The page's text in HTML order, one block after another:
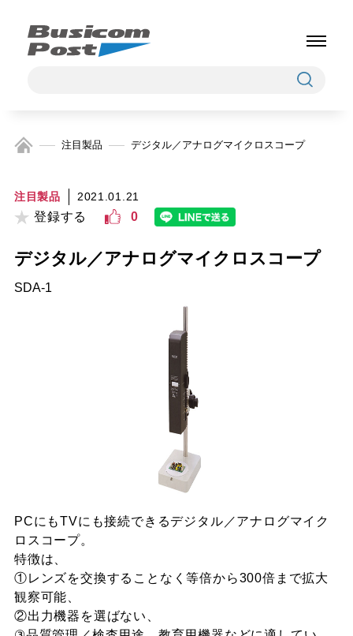
注目製品 デジタル／アナログマイクロスコープ
注目製品 2021.01.21
登録する 0
デジタル／アナログマイクロスコープ
SDA-1
PCにもTVにも接続できるデジタル／アナログマイク
ロスコープ。
特徴は、
①レンズを交換することなく等倍から300倍まで拡大
観察可能、
②出力機器を選ばない、